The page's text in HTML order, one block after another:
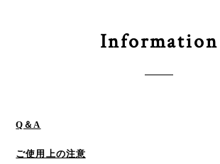
Information
Q＆A
ご使用上の注意